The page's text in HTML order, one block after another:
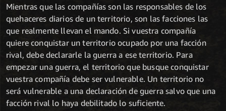
Mientras que las compañías son las responsables de los
quehaceres diarios de un territorio, son las facciones las
que realmente llevan el mando. Si vuestra compañía
quiere conquistar un territorio ocupado por una facción
rival, debe declararle la guerra a ese territorio. Para
empezar una guerra, el territorio que busque conquistar
vuestra compañía debe ser vulnerable. Un territorio no
será vulnerable a una declaración de guerra salvo que una
facción rival lo haya debilitado lo suficiente.